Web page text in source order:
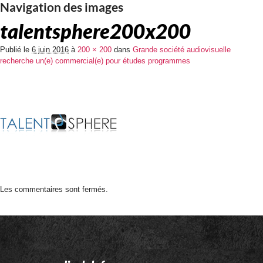
Navigation des images
talentsphere200x200
Publié le 6 juin 2016 à 200 × 200 dans Grande société audiovisuelle
recherche un(e) commercial(e) pour études programmes
Les commentaires sont fermés.